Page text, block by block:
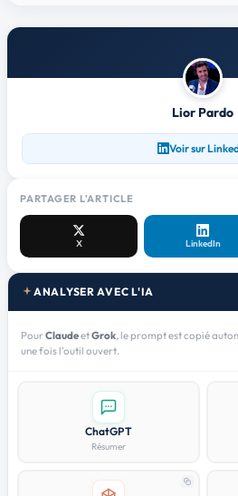
Lior Pardo
Voir sur
PARTAGER L'ARTICLE
X LinkedIn
ANALYSER AVEC L'IA
PourClaudeetGrok, le prompt est copié
une fois l'outil ouvert.
ChatGPT
Résumer